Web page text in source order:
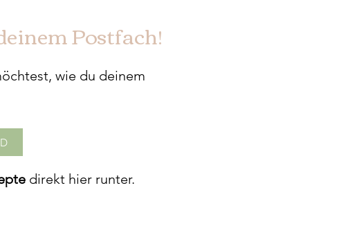
Postfach!
wie du deinem
direkt hier runter.